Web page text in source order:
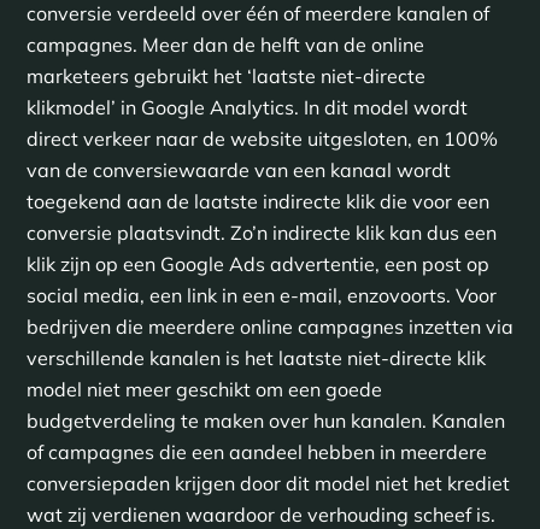
conversie verdeeld over één of meerdere kanalen of
campagnes. Meer dan de helft van de online
marketeers gebruikt het ‘laatste niet-directe
klikmodel’ in Google Analytics. In dit model wordt
direct verkeer naar de website uitgesloten, en 100%
van de conversiewaarde van een kanaal wordt
toegekend aan de laatste indirecte klik die voor een
conversie plaatsvindt. Zo’n indirecte klik kan dus een
klik zijn op een Google Ads advertentie, een post op
social media, een link in een e-mail, enzovoorts. Voor
bedrijven die meerdere online campagnes inzetten via
verschillende kanalen is het laatste niet-directe klik
model niet meer geschikt om een goede
budgetverdeling te maken over hun kanalen. Kanalen
of campagnes die een aandeel hebben in meerdere
conversiepaden krijgen door dit model niet het krediet
wat zij verdienen waardoor de verhouding scheef is.